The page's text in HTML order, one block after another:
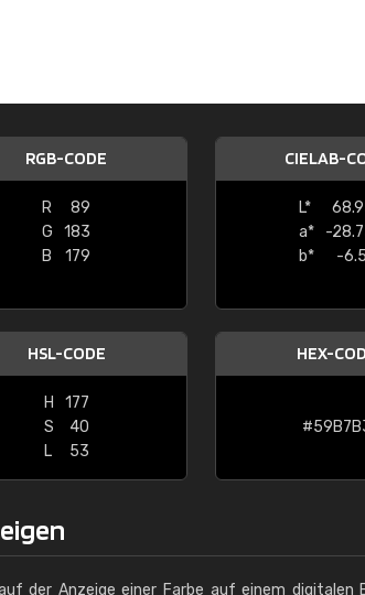
RGB-CODE
R
89
G
183
B
179
CIELAB-
L*
a*
-
b*
-
HSL-CODE
H
177
S
40
L
53
HEX-
der Anzeige einer Farbe auf einem digitalen
"Alles so, wie man es sich
schnelle Lieferung."